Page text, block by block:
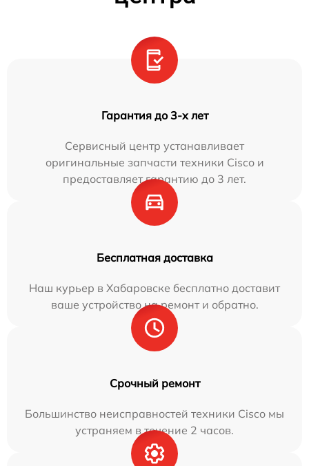
Гарантия до 3-х лет
Сервисный центр устанавливает
оригинальные запчасти техники Cisco и
предоставляет гарантию до 3 лет.
Бесплатная доставка
Наш курьер в Хабаровске бесплатно доставит
ваше устройство на ремонт и обратно.
Срочный ремонт
Большинство неисправностей техники Cisco мы
устраняем в течение 2 часов.